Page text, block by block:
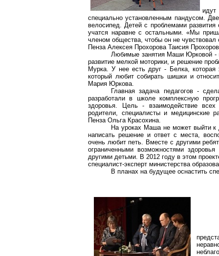
специально установленным пандусом.
велосипед. Детей с проблемами
учатся наравне с остальными. «Мы
членом общества, чтобы он не
Пенза Алексея Прохорова Таисия
Любимые занятия Маши Юрковой -
развитие мелкой моторики, и решение
Мурка. У нее есть друг - Белка,
который любит собирать шишки и
Мария Юркова.
Главная задача педагогов -
разработали в школе комплексную
здоровья. Цель - взаимодействие всех
родители, специалисты и медицинские
Пенза Ольга Красохина.
На уроках Маша не может выйти к
написать решение и ответ с места,
очень любит петь. Вместе с другими
ограниченными возможностями
другими детьми. В 2012 году в этом
специалист-эксперт министерства
В планах на будущее оснастить